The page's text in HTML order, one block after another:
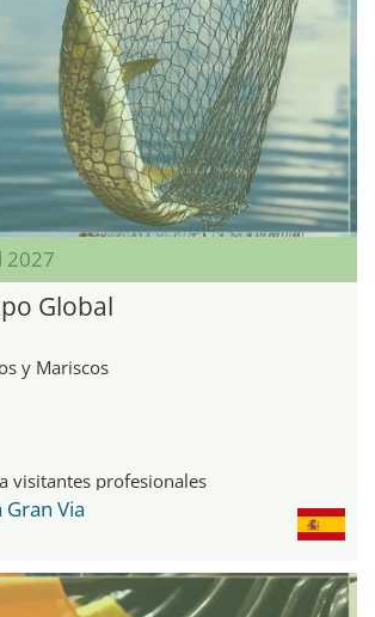
2027
Global
y Mariscos
visitantes profesionales
Via